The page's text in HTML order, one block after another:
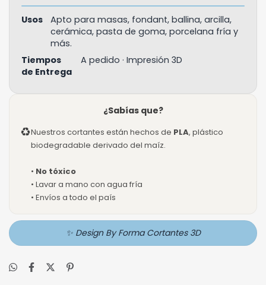
Usos
Apto para masas, fondant, ballina, arcilla,
cerámica, pasta de goma, porcelana fría y
más.
Tiempos
de Entrega
A pedido · Impresión 3D
¿Sabías que?
♻Nuestros cortantes están hechos de PLA, plástico
biodegradable derivado del maíz.
• No tóxico
• Lavar a mano con agua fría
• Envíos a todo el país
✨ Design By Forma Cortantes 3D